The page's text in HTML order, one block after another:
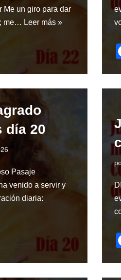
Me un giro para dar
me… Leer más »
día 20
Pasaje
venido a servir y
diaria: